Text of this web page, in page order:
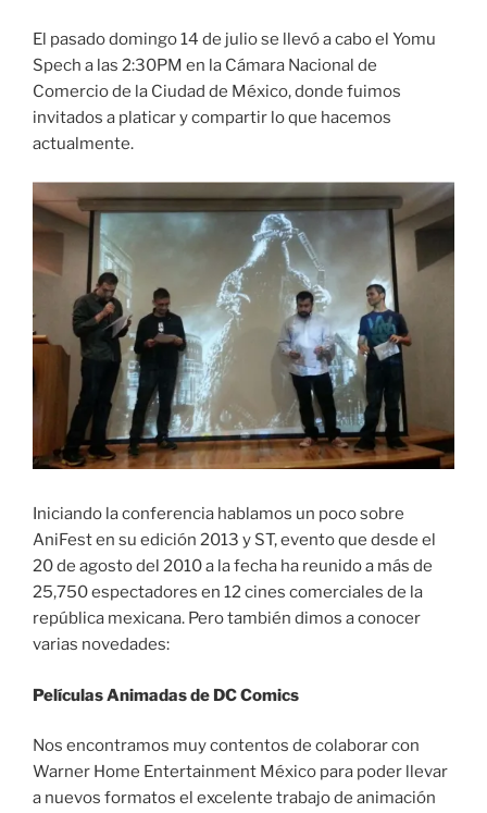
El pasado domingo 14 de julio se llevó a cabo el Yomu
Spech a las 2:30PM en la Cámara Nacional de
Comercio de la Ciudad de México, donde fuimos
invitados a platicar y compartir lo que hacemos
actualmente.
Iniciando la conferencia hablamos un poco sobre
AniFest en su edición 2013 y ST, evento que desde el
20 de agosto del 2010 a la fecha ha reunido a más de
25,750 espectadores en 12 cines comerciales de la
república mexicana. Pero también dimos a conocer
varias novedades:
Películas Animadas de DC Comics
Nos encontramos muy contentos de colaborar con
Warner Home Entertainment México para poder llevar
a nuevos formatos el excelente trabajo de animación